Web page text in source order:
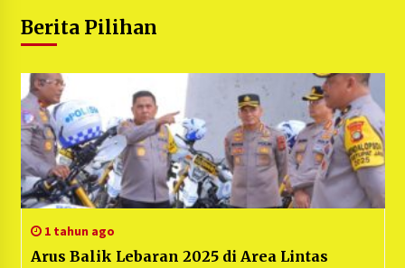
Berita Pilihan
1 tahun ago
Arus Balik Lebaran 2025 di Area Lintas